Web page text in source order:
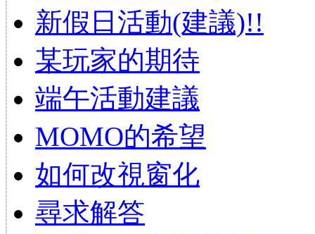
新假日活動(建議)!!
某玩家的期待
端午活動建議
MOMO的希望
如何改視窗化
尋求解答